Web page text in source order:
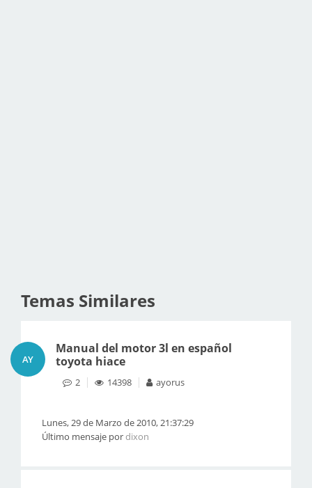
Temas Similares
AY
Manual del motor 3l en español
toyota hiace
2 14398 ayorus
Lunes, 29 de Marzo de 2010, 21:37:29
Último mensaje pordixon